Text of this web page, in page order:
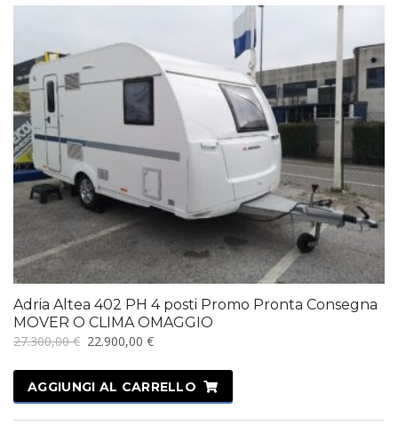
IN OFFERTA!
Adria Altea 402 PH 4 posti Promo Pronta Consegna
MOVER O CLIMA OMAGGIO
27.300,00€ Il
originale
era:
27.300,00 €.
22.900,00 €Il
attuale
è:
22.900,00 €.
AGGIUNGI AL CARRELLO